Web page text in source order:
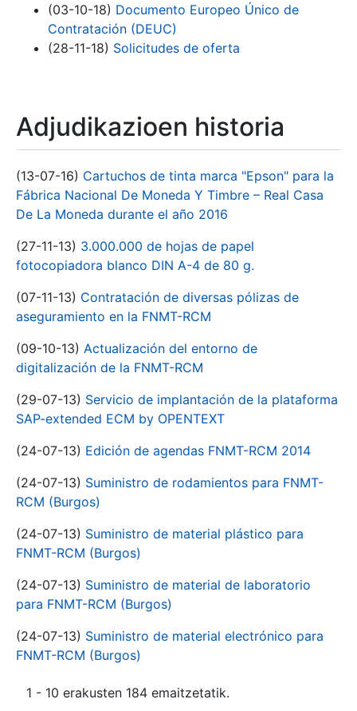
(03-10-18) Documento Europeo Único de
Contratación (DEUC)
(28-11-18) Solicitudes de oferta
Adjudikazioen historia
(13-07-16) Cartuchos de tinta marca "Epson" para la
Fábrica Nacional De Moneda Y Timbre – Real Casa
De La Moneda durante el año 2016
(27-11-13) 3.000.000 de hojas de papel
fotocopiadora blanco DIN A-4 de 80 g.
(07-11-13) Contratación de diversas pólizas de
aseguramiento en la FNMT-RCM
(09-10-13) Actualización del entorno de
digitalización de la FNMT-RCM
(29-07-13) Servicio de implantación de la plataforma
SAP-extended ECM by OPENTEXT
(24-07-13) Edición de agendas FNMT-RCM 2014
(24-07-13) Suministro de rodamientos para FNMT-
RCM (Burgos)
(24-07-13) Suministro de material plástico para
FNMT-RCM (Burgos)
(24-07-13) Suministro de material de laboratorio
para FNMT-RCM (Burgos)
(24-07-13) Suministro de material electrónico para
FNMT-RCM (Burgos)
1 - 10 erakusten 184 emaitzetatik.